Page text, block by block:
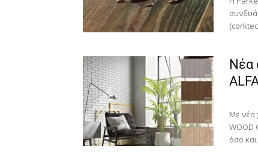
Νέα
Με νέα
WOOD
όσο